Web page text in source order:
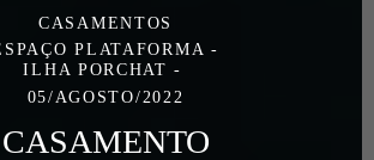
CASAMENTOS
PLATAFORMA -
ILHA PORCHAT
05/AGOSTO/2022
CASAMENTO